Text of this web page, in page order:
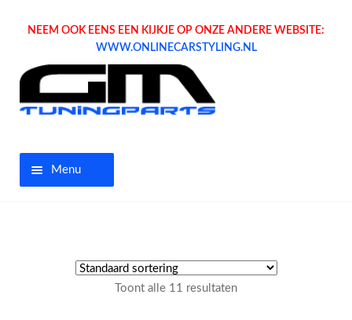
NEEM OOK EENS EEN KIJKJE OP ONZE ANDERE WEBSITE:
WWW.ONLINECARSTYLING.NL
Menu
Toont alle 11 resultaten